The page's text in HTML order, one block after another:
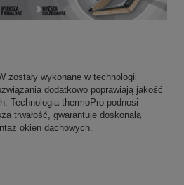
zostały wykonane w technologii
dodatkowo poprawiają jakość
Technologia thermoPro podnosi
trwałość, gwarantuje doskonałą
okien dachowych.